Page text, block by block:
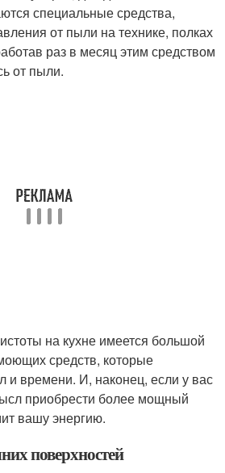
специальные средства,
от пыли на технике, полках
раз в месяц этим средством
от пыли.
на кухне имеется большой
средств, которые
и времени. И, наконец, если у вас
приобрести более мощный
вашу энергию.
поверхностей